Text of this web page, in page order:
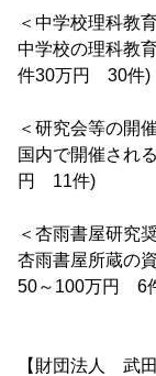
＜中学校理科教
中学校の理科教
件30万円 30件)
＜研究会等の開
国内で開催され
円 11件)
＜杏雨書屋研究
杏雨書屋所蔵の
50～100万円 6
【財団法人 武